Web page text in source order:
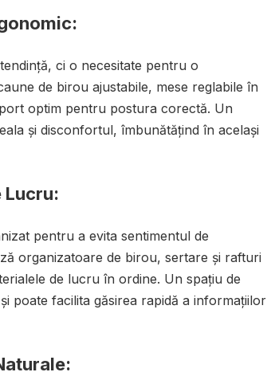
ci o necesitate pentru o
de birou ajustabile, mese reglabile în
optim pentru postura corectă. Un
și disconfortul, îmbunătățind în același
Lucru:
pentru a evita sentimentul de
organizatoare de birou, sertare și rafturi
de lucru în ordine. Un spațiu de
poate facilita găsirea rapidă a informațiilor